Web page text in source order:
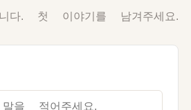
다. 첫 이야기를 남겨주세요.